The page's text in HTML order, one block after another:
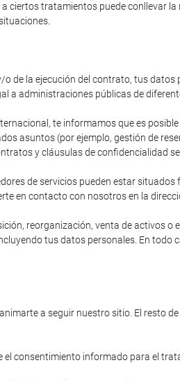
ciertos tratamientos puede conllevar
de la ejecución del contrato, tus
a administraciones públicas de
te informamos que es
asuntos (por ejemplo, gestión de
y cláusulas de confidencialidad
de servicios pueden estar
en contacto con nosotros en la
reorganización, venta de activos
tus datos personales. En
a seguir nuestro sitio. El resto
el consentimiento informado para el